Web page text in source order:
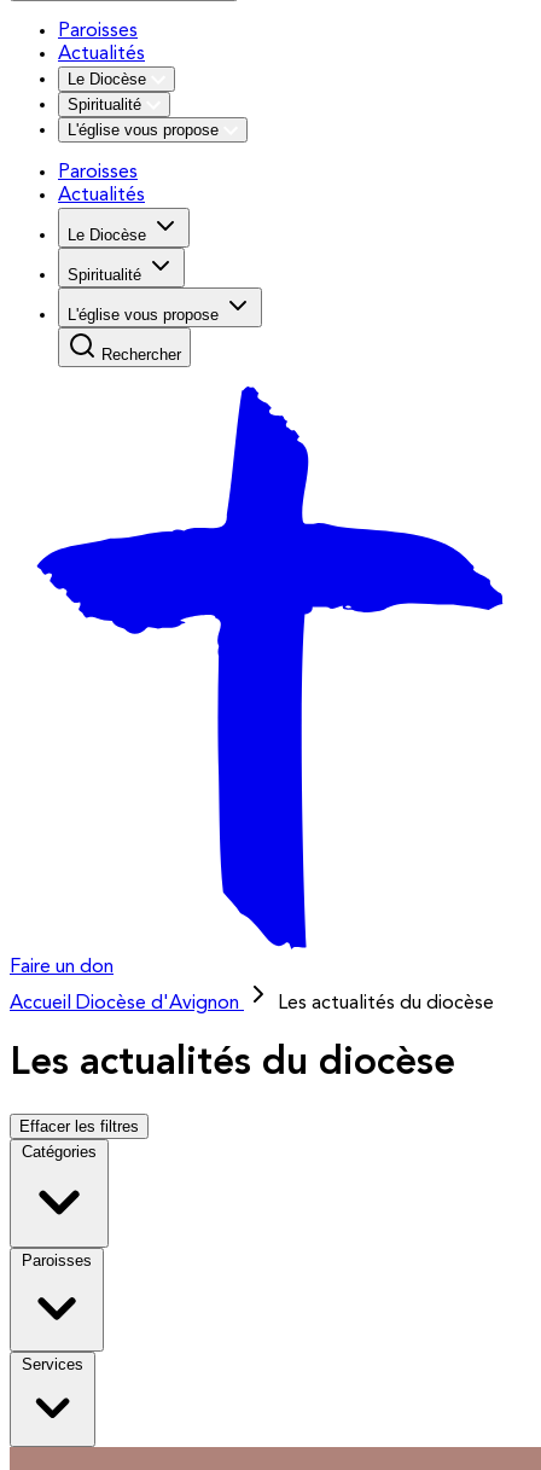
Paroisses
Actualités
Le Diocèse
Spiritualité
L'église vous propose
Paroisses
Actualités
Le Diocèse
Spiritualité
L'église vous propose
Rechercher
Faire un don
Accueil
Diocèse d'Avignon Les actualités du diocèse
Les actualités du diocèse
Effacer les filtres
Catégories
Paroisses
Services